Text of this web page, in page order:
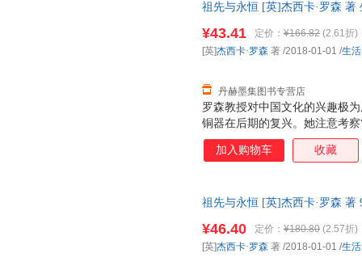
（从商代至汉代）整体墓葬形
办“盛世华章——康、雍、乾三
三朝盛世和丰富艺术内涵。在
祖先与永恒 [英]杰西卡·罗森 著
罗森教授对中国文化的兴趣极
铜器在后期的复兴。她注意考
理论在探讨青铜器发展方面卓
于上古玉器在后期的保存及重
（从商代至汉代）整体墓葬形
办“盛世华章——康、雍、乾三
三朝盛世和丰富艺术内涵。在
¥43.41 定价： ¥166.82 (2.61折)
丹赫墨集图书专营店
[英]杰西卡·罗森 著 /2018-01-01 /生
加入购物车 收藏
祖先与永恒 [英]杰西卡·罗森 著
¥46.40 定价： ¥180.80 (2.57折)
[英]杰西卡·罗森 著 /2018-01-01 /生